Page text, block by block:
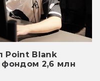
Point Blank
фондом 2,6 млн